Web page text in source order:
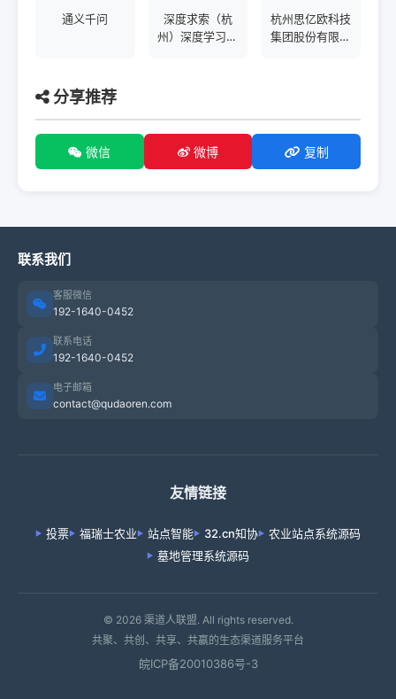
通义千问
深度求索（杭
州）深度学习技
杭州思亿欧科技
集团股份有限公
分享推荐
微信 微博 复制
联系我们
客服微信
192-1640-0452
联系电话
192-1640-0452
电子邮箱
contact@qudaoren.com
友情链接
投票 福瑞士农业 站点智能 32.cn知协
农业站点系统源码
墓地管理系统源码
© 2026 渠道人联盟. All rights reserved.
共聚、共创、共享、共赢的生态渠道服务平台
皖ICP备20010386号-3